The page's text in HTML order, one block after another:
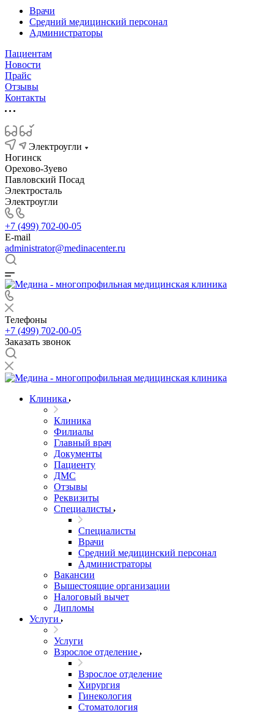
Врачи
Средний медицинский персонал
Администраторы
Пациентам
Новости
Прайс
Отзывы
Контакты
Электроугли
Ногинск
Орехово-Зуево
Павловский Посад
Электросталь
Электроугли
+7 (499) 702-00-05
E-mail
administrator@medinacenter.ru
Телефоны
+7 (499) 702-00-05
Заказать звонок
Клиника
Клиника
Филиалы
Главный врач
Документы
Пациенту
ДМС
Отзывы
Реквизиты
Специалисты
Специалисты
Врачи
Средний медицинский персонал
Администраторы
Вакансии
Вышестоящие организации
Налоговый вычет
Дипломы
Услуги
Услуги
Взрослое отделение
Взрослое отделение
Хирургия
Гинекология
Стоматология